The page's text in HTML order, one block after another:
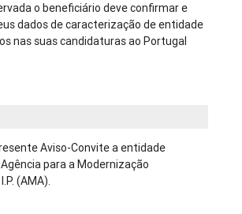
o beneficiário deve confirmar e
dados de caracterização de entidade
nas suas candidaturas ao Portugal
Aviso-Convite a entidade
para a Modernização
(AMA).